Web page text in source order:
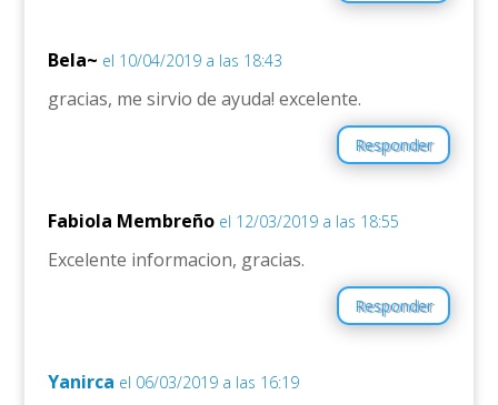
Bela~ el 10/04/2019 a las 18:43
gracias, me sirvio de ayuda! excelente.
Responder
Fabiola Membreño el 12/03/2019 a las 18:55
Excelente informacion, gracias.
Responder
Yanirca el 06/03/2019 a las 16:19